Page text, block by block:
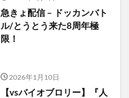
急きょ配信 – ドッカンバト
ル/とうとう来た8周年極
限！
2026年1月10日
【vsバイオブロリー】『人